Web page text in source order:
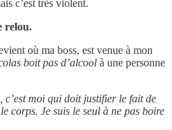
c’est très violent.
relou.
où ma boss, est venue à mon
boit pas d’alcool à une personne
c’est moi qui doit justifier le fait de
corps. Je suis le seul à ne pas boire